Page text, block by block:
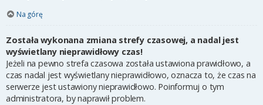
Na górę
Została wykonana zmiana strefy czasowej, a nadal jest
wyświetlany nieprawidłowy czas!
Jeżeli na pewno strefa czasowa została ustawiona prawidłowo, a
czas nadal jest wyświetlany nieprawidłowo, oznacza to, że czas na
serwerze jest ustawiony nieprawidłowo. Poinformuj o tym
administratora, by naprawił problem.